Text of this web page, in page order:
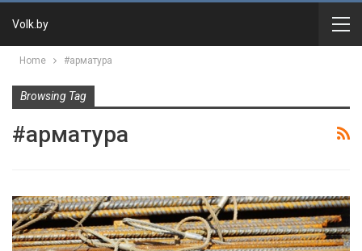
Volk.by
Home #арматура
Browsing Tag
#арматура